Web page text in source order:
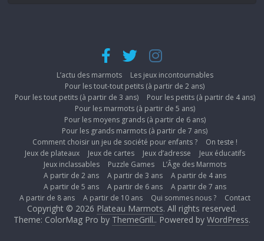
L’actu des marmots
Les jeux incontournables
Pour les tout-tout petits (à partir de 2 ans)
Pour les tout petits (à partir de 3 ans)
Pour les petits (à partir de 4 ans)
Pour les marmots (à partir de 5 ans)
Pour les moyens grands (à partir de 6 ans)
Pour les grands marmots (à partir de 7 ans)
Comment choisir un jeu de société pour enfants ?
On teste !
Jeux de plateaux
Jeux de cartes Jeux d’adresse
Jeux éducatifs
Jeux inclassables
Puzzle Games
L’Âge des Marmots
A partir de 2 ans
A partir de 3 ans
A partir de 4 ans
A partir de 5 ans
A partir de 6 ans
A partir de 7 ans
A partir de 8 ans
A partir de 10 ans Qui sommes nous ? Contact
Copyright © 2026 Plateau Marmots. All rights reserved.
Theme: ColorMag Pro by ThemeGrill.. Powered by WordPress.